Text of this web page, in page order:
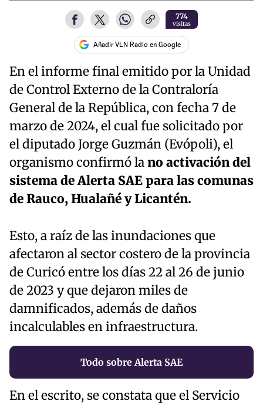
774
visitas
Añadir VLN Radio en Google
En el informe final emitido por la Unidad
de Control Externo de la Contraloría
General de la República, con fecha 7 de
marzo de 2024, el cual fue solicitado por
el diputado Jorge Guzmán (Evópoli), el
organismo confirmó lano activación del
sistema de Alerta SAE para las comunas
de Rauco, Hualañé y Licantén.
Esto, a raíz de las inundaciones que
afectaron al sector costero de la provincia
de Curicó entre los días 22 al 26 de junio
de 2023 y que dejaron miles de
damnificados, además de daños
incalculables en infraestructura.
Todo sobre Alerta SAE
En el escrito, se constata que el Servicio